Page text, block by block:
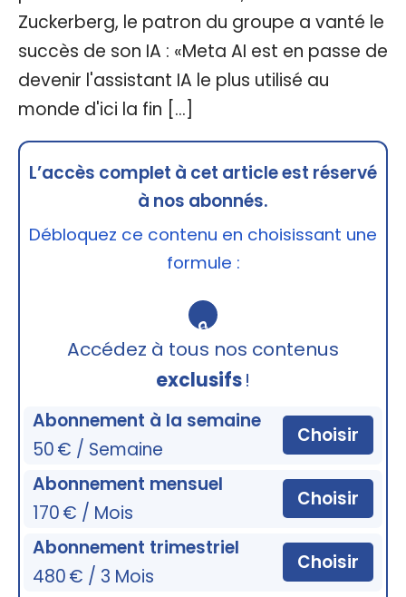
Zuckerberg, le patron du groupe a vanté le
succès de son IA : «Meta AI est en passe de
devenir l'assistant IA le plus utilisé au
monde d'ici la fin […]
L’accès complet à cet article est réservé
à nos abonnés.
Débloquez ce contenu en choisissant une
formule :
🔒
Accédez à tous nos contenus
exclusifs!
Abonnement à la semaine
50 € / Semaine
Choisir
Abonnement mensuel
170 € / Mois
Choisir
Abonnement trimestriel
480 € / 3 Mois
Choisir